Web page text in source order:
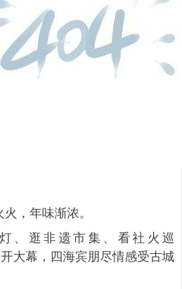
，年味渐浓。
逛非遗市集、看社火巡
大幕，四海宾朋尽情感受古城